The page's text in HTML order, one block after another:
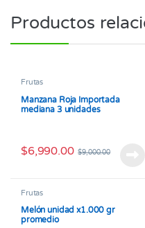
Productos
Frutas
Manzana Roja Importada
mediana 3 unidades
$6,990.00 $9,000.00
Frutas
Melón unidad x1.000 gr
promedio